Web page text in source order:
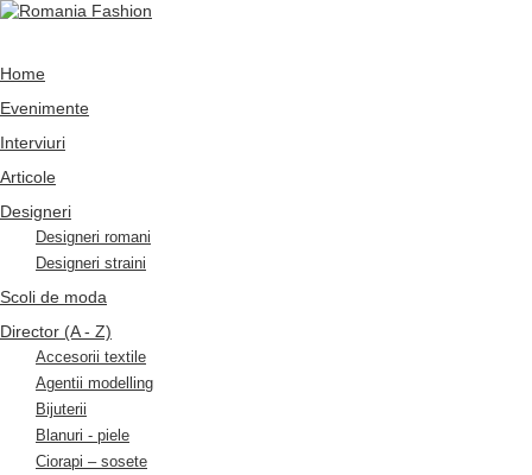
Home
Evenimente
Interviuri
Articole
Designeri
Designeri romani
Designeri straini
Scoli de moda
Director (A - Z)
Accesorii textile
Agentii modelling
Bijuterii
Blanuri - piele
Ciorapi – sosete